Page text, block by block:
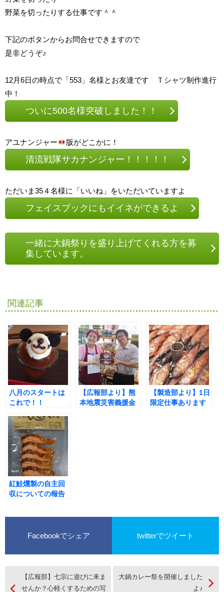
野菜を切ったりする仕事です＾＾
下記のボタンからお問合せできますので
是非どうぞ♪
12月6日の時点で「553」名様とお友達です Ｔシャツ制作進行
中！
ついに500名様突破しました！！
アユナンジャー 版がどこかに！
清流戦隊サカナンジャー！！！！！
ただいま35４名様に「いいね」をいただいていますよ
フェイスブックにもイイネができるよ
一緒に大鍋祭りを盛り上げてくれる方を募
集しています。
関連記事
八月のスタートは
これで！！
【広報部より】熊
本地震災害義援金
【製造部より】1日
限定仕事あります
紅鮭燻製の自主回
収についての報告
Facebookでシェア twitterでツイート
【広報部】七宗に遊びに来ま
せんか？心軽くするための写
大鍋カレー祭を開催しました
よ♪